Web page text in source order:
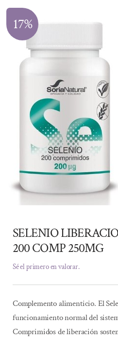
17%
SELENIO
200 COMP 250MG
Sé el primero en valorar.
Complemento alimenticio. El
funcionamiento normal del
Comprimidos de liberación